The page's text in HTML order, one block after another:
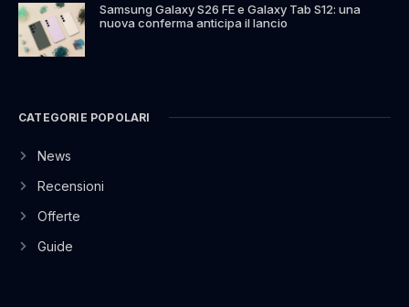
Samsung Galaxy S26 FE e Galaxy Tab S12: una
nuova conferma anticipa il lancio
CATEGORIE POPOLARI
News
Recensioni
Offerte
Guide